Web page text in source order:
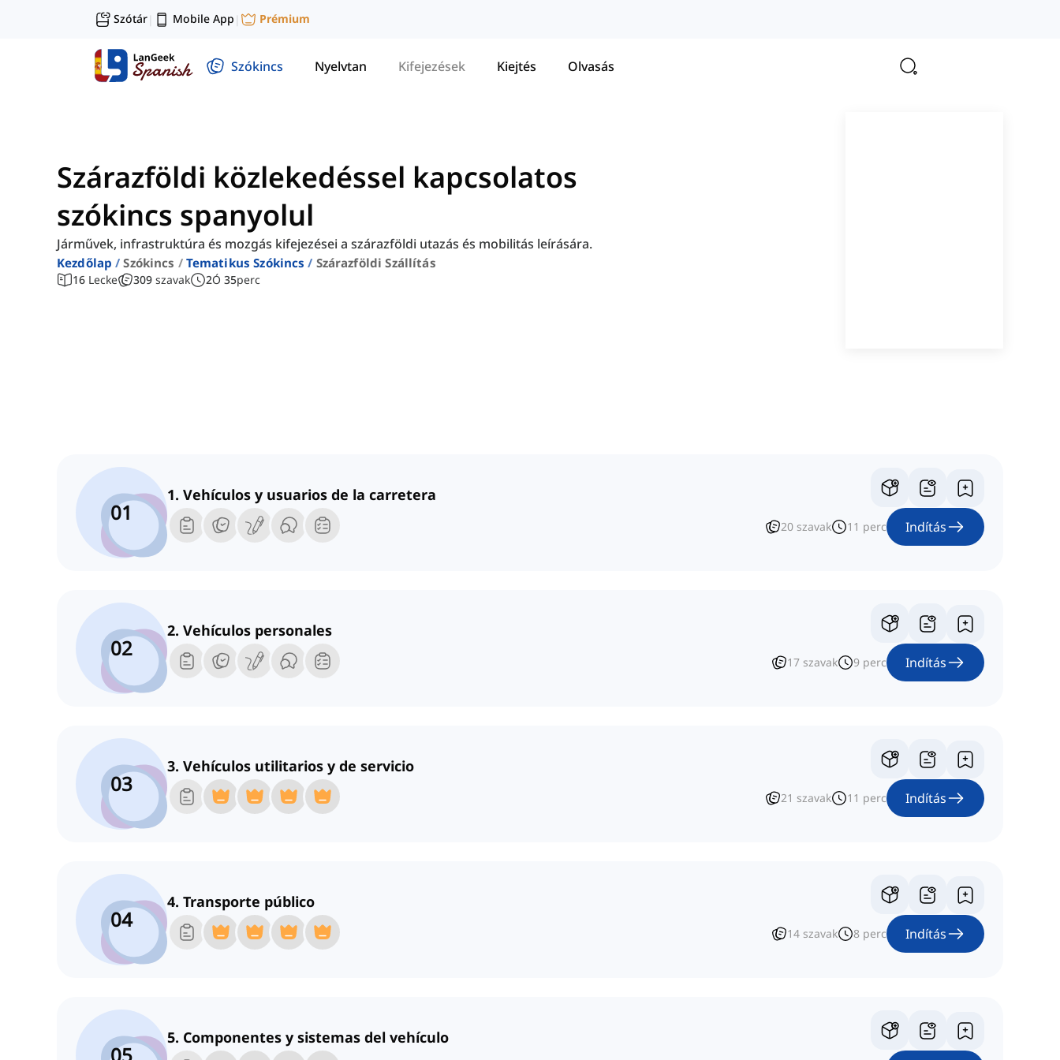
Szótár| Mobile App | Prémium
Szókincs Nyelvtan Kifejezések Kiejtés Olvasás
Szárazföldi közlekedéssel kapcsolatos
szókincs spanyolul
Járművek, infrastruktúra és mozgás kifejezései a szárazföldi utazás és mobilitás leírására.
Kezdőlap Szókincs Tematikus Szókincs Szárazföldi Szállítás
16 Lecke 309 szavak 2Ó 35perc
01
1. Vehículos y usuarios de la carretera
20 szavak 11 perc Indítás
02
2. Vehículos personales
17 szavak 9 perc Indítás
03
3. Vehículos utilitarios y de servicio
21 szavak 11 perc Indítás
04
4. Transporte público
14 szavak 8 perc Indítás
5. Componentes y sistemas del vehículo